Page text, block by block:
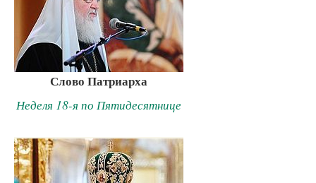
Слово Патриарха
Неделя 18-я по Пятидесятнице